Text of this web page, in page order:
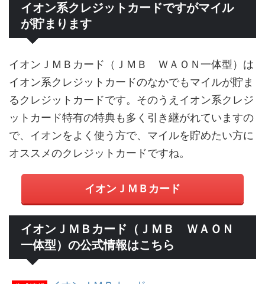
イオン系クレジットカードですがマイル
が貯まります
イオンＪＭＢカード（ＪＭＢ ＷＡＯＮ一体型）は
イオン系クレジットカードのなかでもマイルが貯ま
るクレジットカードです。そのうえイオン系クレジ
ットカード特有の特典も多く引き継がれていますの
で、イオンをよく使う方で、マイルを貯めたい方に
オススメのクレジットカードですね。
イオンＪＭＢカード
イオンＪＭＢカード（ＪＭＢ ＷＡＯＮ
一体型）の公式情報はこちら